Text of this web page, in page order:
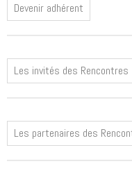
Devenir adhérent
Les invités des Rencontres
Les partenaires des